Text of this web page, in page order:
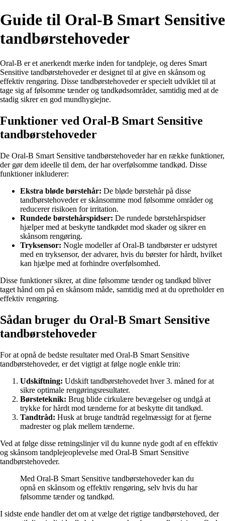
Guide til Oral-B Smart Sensitive
tandbørstehoveder
Oral-B er et anerkendt mærke inden for tandpleje, og deres Smart
Sensitive tandbørstehoveder er designet til at give en skånsom og
effektiv rengøring. Disse tandbørstehoveder er specielt udviklet til at
tage sig af følsomme tænder og tandkødsområder, samtidig med at de
stadig sikrer en god mundhygiejne.
Funktioner ved Oral-B Smart Sensitive
tandbørstehoveder
De Oral-B Smart Sensitive tandbørstehoveder har en række funktioner,
der gør dem ideelle til dem, der har overfølsomme tandkød. Disse
funktioner inkluderer:
Ekstra bløde børstehår: De bløde børstehår på disse
tandbørstehoveder er skånsomme mod følsomme områder og
reducerer risikoen for irritation.
Rundede børstehårspidser: De rundede børstehårspidser
hjælper med at beskytte tandkødet mod skader og sikrer en
skånsom rengøring.
Tryksensor: Nogle modeller af Oral-B tandbørster er udstyret
med en tryksensor, der advarer, hvis du børster for hårdt, hvilket
kan hjælpe med at forhindre overfølsomhed.
Disse funktioner sikrer, at dine følsomme tænder og tandkød bliver
taget hånd om på en skånsom måde, samtidig med at du opretholder en
effektiv rengøring.
Sådan bruger du Oral-B Smart Sensitive
tandbørstehoveder
For at opnå de bedste resultater med Oral-B Smart Sensitive
tandbørstehoveder, er det vigtigt at følge nogle enkle trin:
Udskiftning: Udskift tandbørstehovedet hver 3. måned for at
sikre optimale rengøringsresultater.
Børsteteknik: Brug blide cirkulære bevægelser og undgå at
trykke for hårdt mod tænderne for at beskytte dit tandkød.
Tandtråd: Husk at bruge tandtråd regelmæssigt for at fjerne
madrester og plak mellem tænderne.
Ved at følge disse retningslinjer vil du kunne nyde godt af en effektiv
og skånsom tandplejeoplevelse med Oral-B Smart Sensitive
tandbørstehoveder.
Med Oral-B Smart Sensitive tandbørstehoveder kan du
opnå en skånsom og effektiv rengøring, selv hvis du har
følsomme tænder og tandkød.
I sidste ende handler det om at vælge det rigtige tandbørstehoved, der